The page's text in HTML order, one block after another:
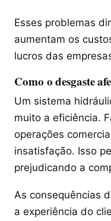
Esses problemas
aumentam os
lucros das
Como o desgaste
Um sistema
muito a eficiência.
operações
insatisfação. Isso
prejudicando a
As consequências
a experiência do